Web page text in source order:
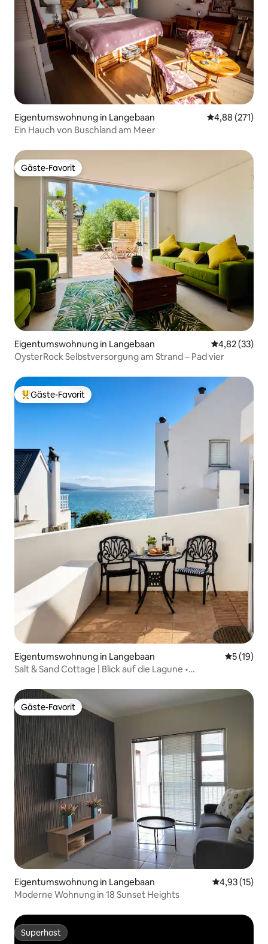
Eigentumswohnung in Langebaan
4,88 (271)
Ein Hauch von Buschland am Meer
Gäste-Favorit
Gäste-Favorit
Eigentumswohnung in Langebaan
4,82 (33)
OysterRock Selbstversorgung am Strand – Pad vier
Beliebter Gäste-Favorit.
Gäste-Favorit
Eigentumswohnung in Langebaan
5 (19)
Salt & Sand Cottage | Blick auf die Lagune •
Gäste-Favorit
Gäste-Favorit
Eigentumswohnung in Langebaan
4,93 (15)
Moderne Wohnung in 18 Sunset Heights
Superhost
Superhost